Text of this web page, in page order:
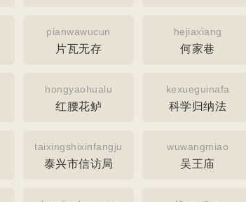
pianwawucun
片瓦无存
hejiaxiang
何家巷
hongyaohualu
红腰花鲈
kexueguinafa
科学归纳法
taixingshixinfangju
泰兴市信访局
wuwangmiao
吴王庙